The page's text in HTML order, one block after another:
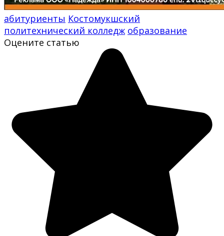
абитуриенты Костомукшский
политехнический колледж образование
Оцените статью